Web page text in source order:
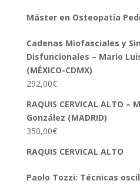
Máster en Osteopatía
Cadenas Miofasciales y
Disfuncionales – Mario
(MÉXICO-CDMX)
292,00€
RAQUIS CERVICAL ALTO –
González (MADRID)
350,00€
RAQUIS CERVICAL ALTO
Paolo Tozzi: Técnicas